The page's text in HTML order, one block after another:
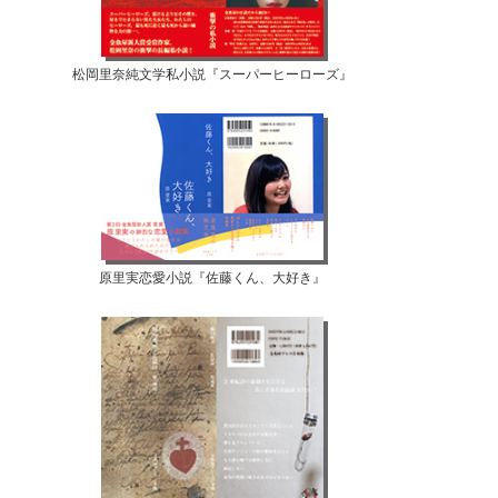
松岡里奈純文学私小説『スーパーヒーローズ』
原里実恋愛小説『佐藤くん、大好き』